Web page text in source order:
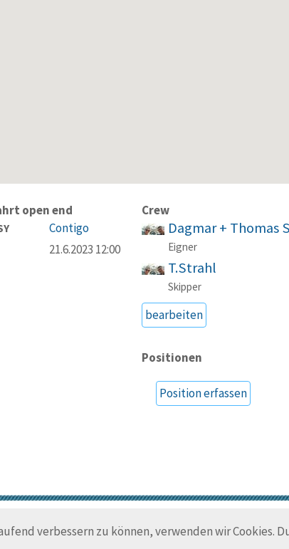
verbessern zu können, verwenden wir Cookies.
open end
Contigo
21.6.2023 12:00
Crew
Dagmar + Thomas
Eigner
T.Strahl
Skipper
bearbeiten
Positionen
Position erfassen